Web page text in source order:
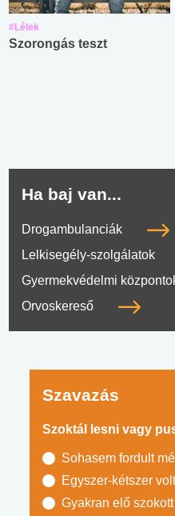
#Lélek
Szorongás teszt
Ha baj van...
Drogambulanciák
Lelkisegély-szolgálatok
Gyermekvédelmi
Orvoskereső
Szavazás
Szoktál lesni vagy
Sohasem fordult
Egyszer-kétszer
Gyakran elő